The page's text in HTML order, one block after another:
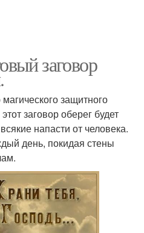
заговор
защитного
заговор оберег будет
напасти от человека.
день, покидая стены